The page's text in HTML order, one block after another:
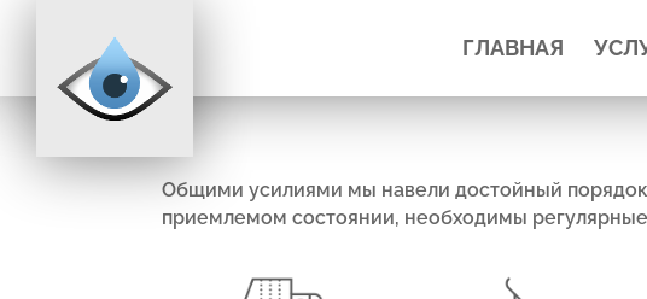
ГЛАВНАЯ
Общими усилиями мы навели достойный
приемлемом состоянии, необходимы